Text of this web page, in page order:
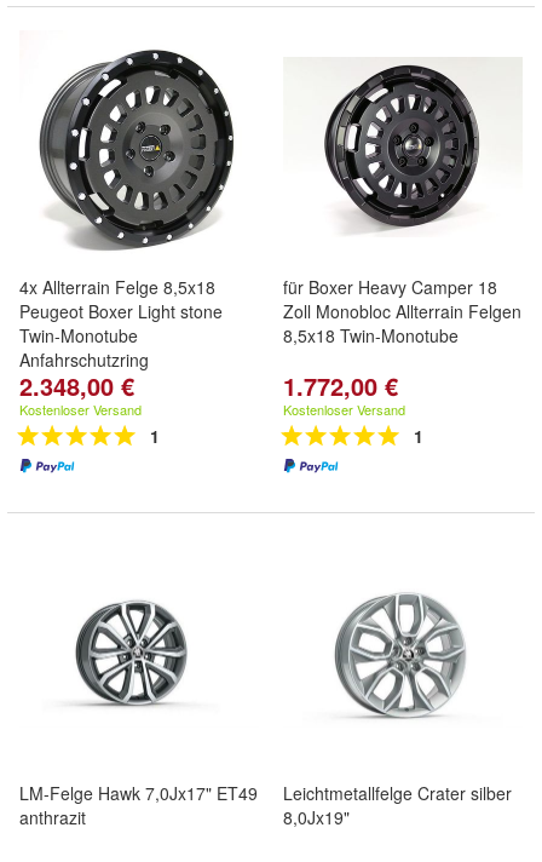
4x Allterrain Felge 8,5x18
Peugeot Boxer Light stone
Twin-Monotube
Anfahrschutzring
2.348,00 €
Kostenloser Versand
1
für Boxer Heavy Camper 18
Zoll Monobloc Allterrain Felgen
8,5x18 Twin-Monotube
1.772,00 €
Kostenloser Versand
1
LM-Felge Hawk 7,0Jx17" ET49
anthrazit
Leichtmetallfelge Crater silber
8,0Jx19"